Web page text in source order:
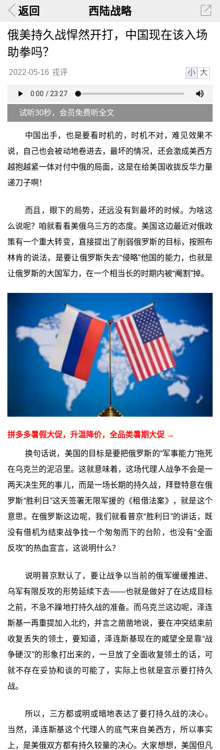
返回 西陆战略
俄美持久战悍然开打，中国现在该入场
助拳吗？
2022-05-16 戎评 小 大
试听30秒，会员免费听全文
中国出手，也是要看时机的，时机不对，难见效果不
说，自己也会被动地卷进去，最坏的情况，还会激成美西方
越抱越紧一体对付中俄的局面，这是在给美国收拢反华力量
递刀子啊！
而且，眼下的局势，还远没有到最坏的时候。为啥这
么说呢？咱就看看美俄乌三方的态度。美国这边最近对俄政
策有一个重大转变，直接提出了削弱俄罗斯的目标，按照布
林肯的说法，是要让俄罗斯失去“侵略”他国的能力，也就是
让俄罗斯的大国军力，在一个相当长的时期内被“阉割”掉。
拼多多暑假大促，升温降价，全品类暑期大促 →
换句话说，美国的目标是要把俄罗斯的“军事能力”拖死
在乌克兰的泥沼里。这就意味着，这场代理人战争不会是一
两天决生死的事儿，而是一场长期的持久战，拜登特意在俄
罗斯“胜利日”这天签署无限军援的《租借法案》，就是这个
意思。在俄罗斯这边呢，我们就看普京“胜利日”的讲话，既
没有借机为结束战争找一个匆匆而下的台阶，也没有“全面
反攻”的热血宣言，这说明什么？
说明普京默认了，要让战争以当前的俄军缓缓推进、
乌军有限反攻的形势延续下去——也就是做好了在达成目标
之前，不急不躁地打持久战的准备。而乌克兰这边呢，泽连
斯基一再重提加入北约，并言之凿凿地说，要在冲突结束前
收复丢失的领土，要知道，泽连斯基现在的威望全是靠“战
争硬汉”的形象打出来的，一旦放了全面收复领土的话，可
就不存在妥协和谈的可能了，实际上也就是宣示要打持久
战。
所以，三方都或明或暗地表达了要打持久战的决心。
当然，泽连斯基这个代理人的底气来自美西方，所以事实
上，是美俄双方都有持久较量的决心。大家想想，美国但凡